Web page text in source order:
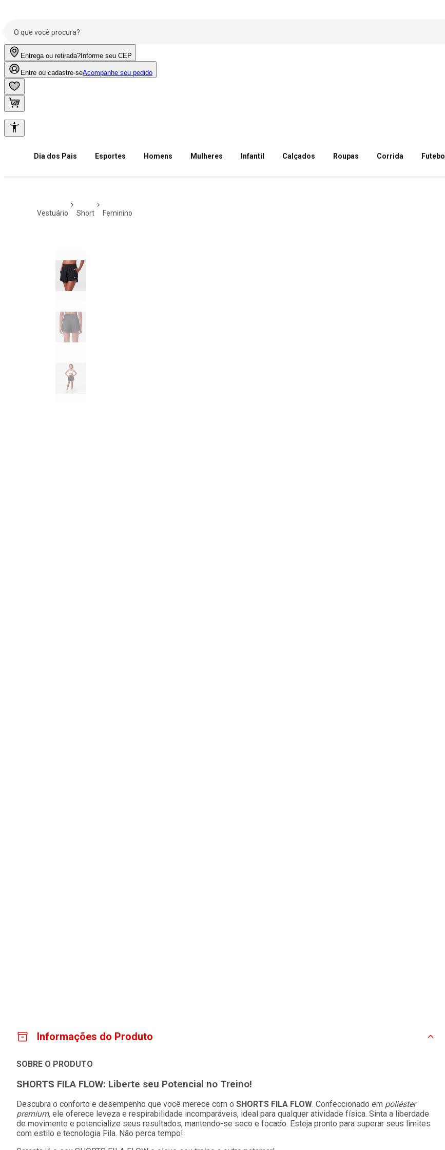
Entrega ou retirada? Informe seu CEP
Entre ou cadastre-seAcompanhe seu pedido
Dia dos Pais Esportes Homens Mulheres Infantil Calçados Roupas Corrida Futebol
vestuário short feminino
Informações do Produto
SOBRE O PRODUTO
SHORTS FILA FLOW: Liberte seu Potencial no Treino!
Descubra o conforto e desempenho que você merece com o SHORTS FILA FLOW. Confeccionado em poliéster
premium, ele oferece leveza e respirabilidade incomparáveis, ideal para qualquer atividade física. Sinta a liberdade
de movimento e potencialize seus resultados, mantendo-se seco e focado. Esteja pronto para superar seus limites
com estilo e tecnologia Fila. Não perca tempo!